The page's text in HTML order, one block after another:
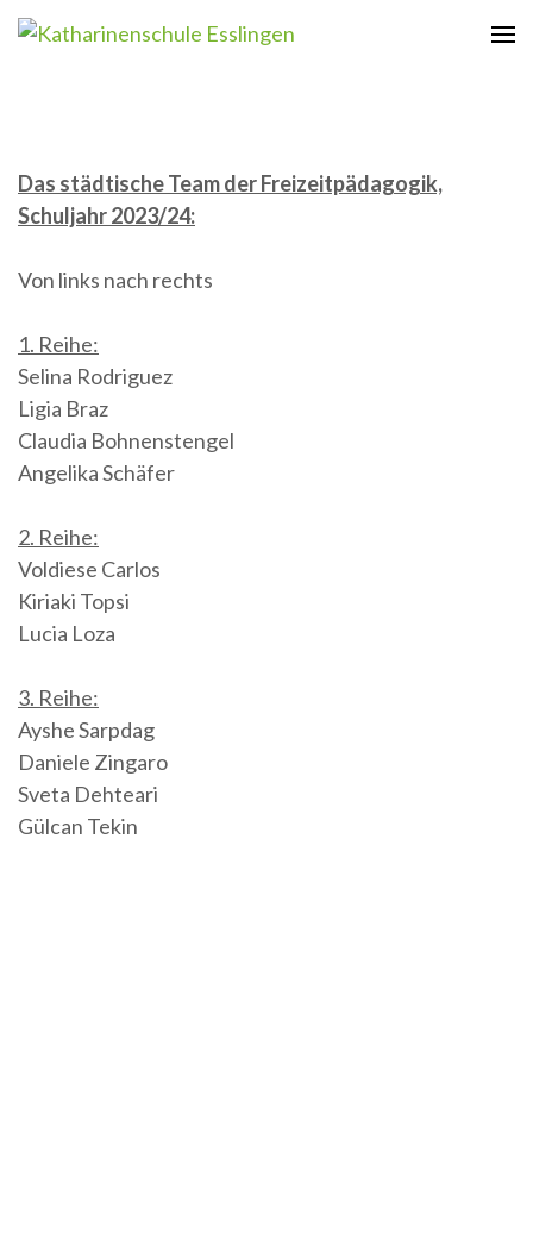
Zum
Inhalt
Das städtische Team der Freizeitpädagogik,
Schuljahr 2023/24:
Von links nach rechts
1. Reihe:
Selina Rodriguez
Ligia Braz
Claudia Bohnenstengel
Angelika Schäfer
2. Reihe:
Voldiese Carlos
Kiriaki Topsi
Lucia Loza
3. Reihe:
Ayshe Sarpdag
Daniele Zingaro
Sveta Dehteari
Gülcan Tekin